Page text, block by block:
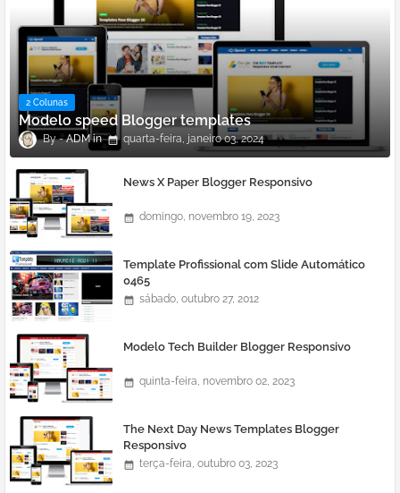
2 Colunas
Modelo speed Blogger templates
ADM quarta-feira, janeiro 03, 2024
News X Paper Blogger Responsivo
domingo, novembro 19, 2023
Template Profissional com Slide Automático
0465
sábado, outubro 27, 2012
Modelo Tech Builder Blogger Responsivo
quinta-feira, novembro 02, 2023
The Next Day News Templates Blogger
Responsivo
terça-feira, outubro 03, 2023